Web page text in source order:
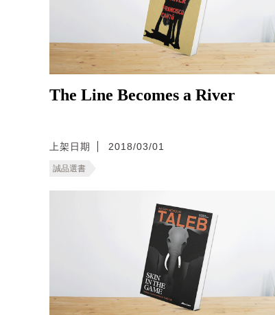
The Line Becomes a River
上架日期 2018/03/01
誠品選書